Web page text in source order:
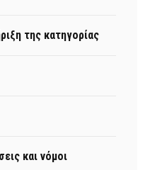
της κατηγορίας
και νόμοι